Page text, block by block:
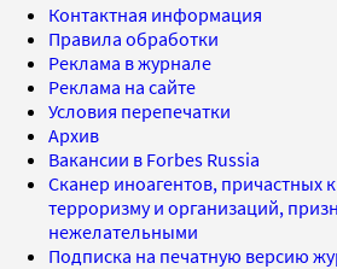
Контактная информация
Правила обработки
Реклама в журнале
Реклама на сайте
Условия перепечатки
Архив
Вакансии в Forbes Russia
Сканер иноагентов, причастных
терроризму и организаций,
нежелательными
Подписка на печатную версию